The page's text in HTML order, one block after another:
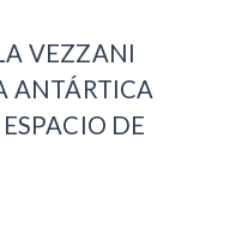
VEZZANI
ANTÁRTICA
DE